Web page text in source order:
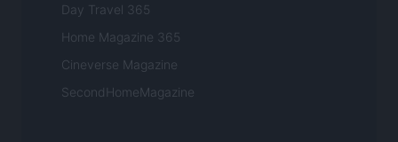
Day Travel 365
Home Magazine 365
Cineverse Magazine
SecondHomeMagazine